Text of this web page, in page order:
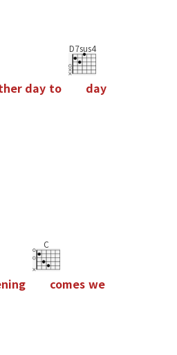
her day to
D7sus4
day
ning
C
comes we